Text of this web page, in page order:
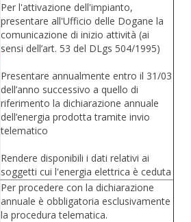
Per l'attivazione dell'impianto,
presentare all'Ufficio delle Dogane la
comunicazione di inizio attività (ai
sensi dell’art. 53 del DLgs 504/1995)
Presentare annualmente entro il 31/03
dell’anno successivo a quello di
riferimento la dichiarazione annuale
dell’energia prodotta tramite invio
telematico
Rendere disponibili i dati relativi ai
soggetti cui l'energia elettrica è ceduta
Per procedere con la dichiarazione
annuale è obbligatoria esclusivamente
la procedura telematica.